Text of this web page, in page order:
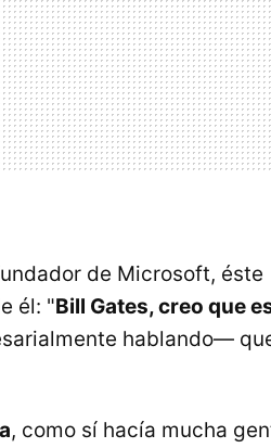
de Microsoft, éste
él: "Bill Gates, creo que
hablando—
, como sí hacía mucha